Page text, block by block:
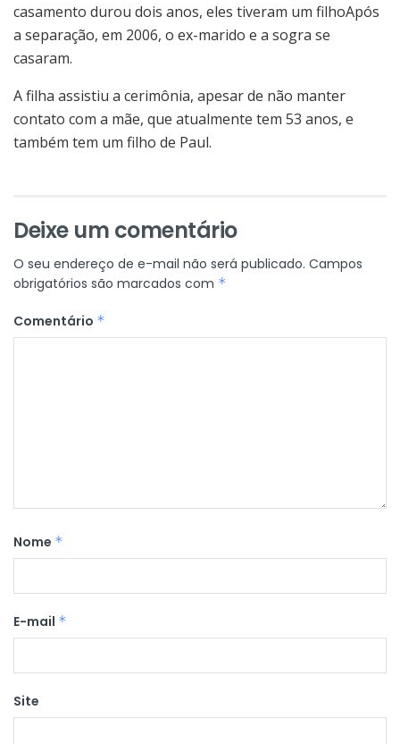
casamento durou dois anos, eles tiveram um filhoApós
a separação, em 2006, o ex-marido e a sogra se
casaram.
A filha assistiu a cerimônia, apesar de não manter
contato com a mãe, que atualmente tem 53 anos, e
também tem um filho de Paul.
Deixe um comentário
O seu endereço de e-mail não será publicado. Campos
obrigatórios são marcados com *
Comentário *
Nome *
E-mail *
Site